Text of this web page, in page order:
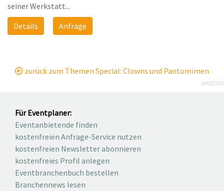
seiner Werkstatt...
Details
Anfrage
zurück zum Themen Special: Clowns und Pantomimen
ANZEIGE
Für Eventplaner:
Eventanbietende finden
kostenfreien Anfrage-Service nutzen
kostenfreien Newsletter abonnieren
kostenfreies Profil anlegen
Eventbranchenbuch bestellen
Branchennews lesen